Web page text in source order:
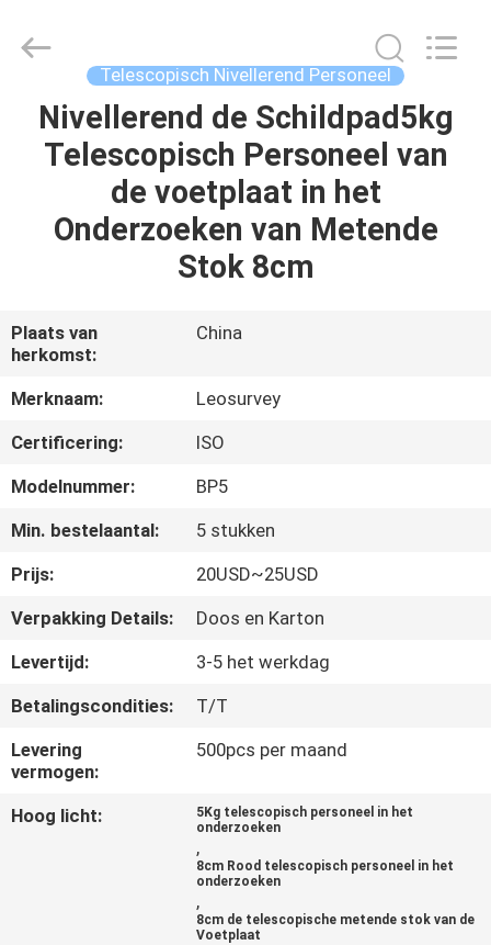
HUIS
PRODUCTEN
FABRIEKSREIS
KWALITEITSCONTROLE
CONTACTEER
ONS
VERZOEK
OM
CITAAT
SITEMAP
Co.,Ltd.
Telescopisch Nivellerend Personeel
Nivellerend de Schildpad5kg
Telescopisch Personeel van
de voetplaat in het
Onderzoeken van Metende
Stok 8cm
Plaats van
herkomst:
China
Merknaam:
Leosurvey
Certificering:
ISO
Modelnummer:
BP5
Min. bestelaantal:
5 stukken
Prijs:
20USD~25USD
Verpakking Details:
Doos en Karton
Levertijd:
3-5 het werkdag
Betalingscondities:
T/T
Levering
vermogen:
500pcs per maand
Hoog licht:
5Kg telescopisch personeel in het
onderzoeken
,
8cm Rood telescopisch personeel in het
onderzoeken
,
8cm de telescopische metende stok van de
Voetplaat